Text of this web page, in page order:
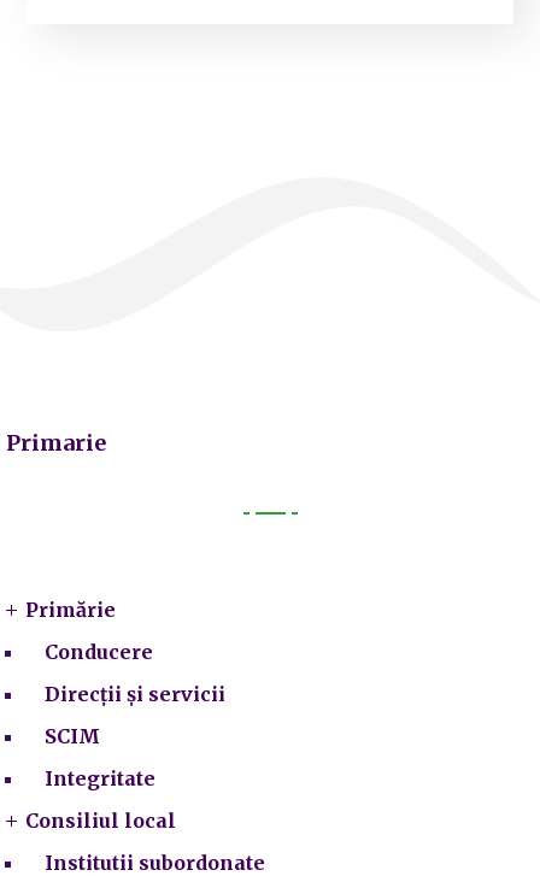
Primarie
Primărie
Conducere
Direcții și servicii
SCIM
Integritate
Consiliul local
Institutii subordonate